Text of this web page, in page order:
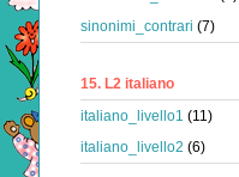
sinonimi_contrari (7)
15. L2 italiano
italiano_livello1 (11)
italiano_livello2 (6)